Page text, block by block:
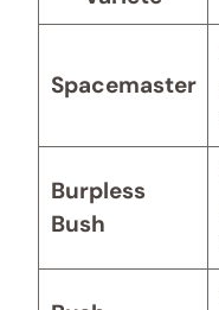
Spacemaster
Burpless
Bush